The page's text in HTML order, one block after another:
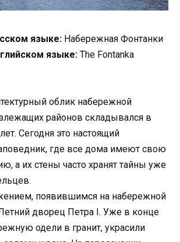
языке: Набережная Фонтанки
языке: The Fontanka
облик набережной
районов складывался в
Сегодня это настоящий
где все дома имеют свою
а их стены часто хранят тайны уже
появившимся на набережной
дворец Петра I. Уже в конце
одели в гранит, украсили